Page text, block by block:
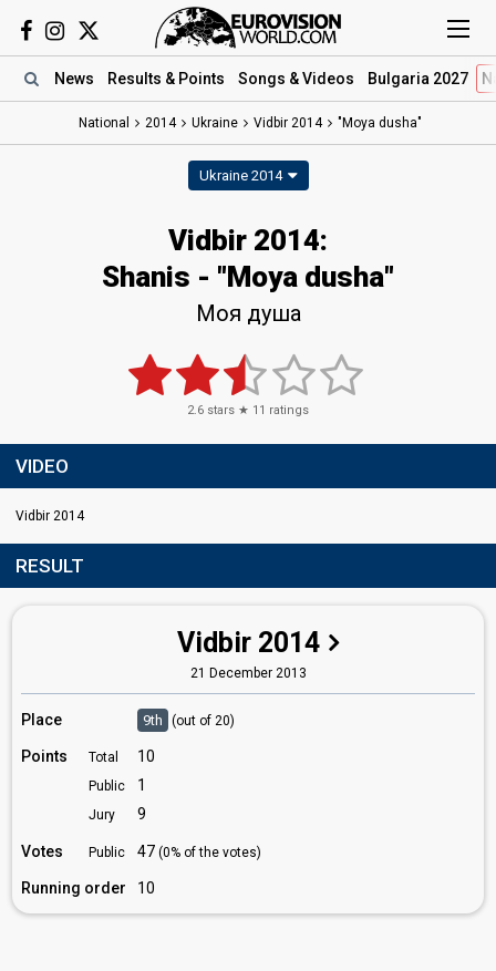
News Results & Points Songs & Videos Bulgaria 2027
National 2014 Ukraine Vidbir 2014 "Moya dusha"
Ukraine 2014
Vidbir 2014:
Shanis - "Moya dusha"
Моя душа
2.6 stars ★ 11 ratings
VIDEO
Vidbir 2014
RESULT
Vidbir 2014
21 December 2013
Place 9th (out of 20)
Points Total 10
Public 1
Jury 9
Votes Public 47 (0% of the votes)
Running order 10